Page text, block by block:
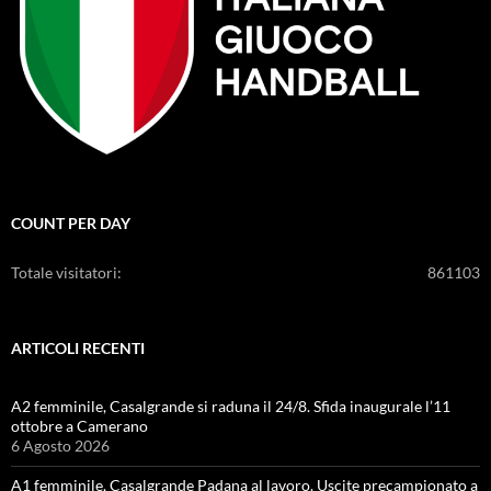
COUNT PER DAY
861103
Totale visitatori:
ARTICOLI RECENTI
A2 femminile, Casalgrande si raduna il 24/8. Sfida inaugurale l’11
ottobre a Camerano
6 Agosto 2026
A1 femminile, Casalgrande Padana al lavoro. Uscite precampionato a